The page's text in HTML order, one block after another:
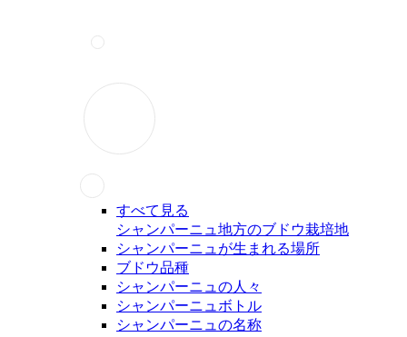
すべて見る
シャンパーニュ地方のブドウ栽培地
シャンパーニュが生まれる場所
ブドウ品種
シャンパーニュの人々
シャンパーニュボトル
シャンパーニュの名称